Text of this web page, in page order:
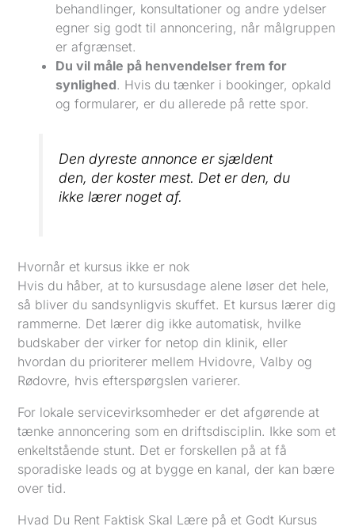
behandlinger, konsultationer og andre ydelser
egner sig godt til annoncering, når målgruppen
er afgrænset.
Du vil måle på henvendelser frem for
synlighed. Hvis du tænker i bookinger, opkald
og formularer, er du allerede på rette spor.
Den dyreste annonce er sjældent
den, der koster mest. Det er den, du
ikke lærer noget af.
Hvornår et kursus ikke er nok
Hvis du håber, at to kursusdage alene løser det hele,
så bliver du sandsynligvis skuffet. Et kursus lærer dig
rammerne. Det lærer dig ikke automatisk, hvilke
budskaber der virker for netop din klinik, eller
hvordan du prioriterer mellem Hvidovre, Valby og
Rødovre, hvis efterspørgslen varierer.
For lokale servicevirksomheder er det afgørende at
tænke annoncering som en driftsdisciplin. Ikke som et
enkeltstående stunt. Det er forskellen på at få
sporadiske leads og at bygge en kanal, der kan bære
over tid.
Hvad Du Rent Faktisk Skal Lære på et Godt Kursus